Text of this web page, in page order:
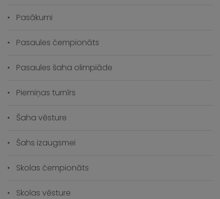
Pasākumi
Pasaules čempionāts
Pasaules šaha olimpiāde
Piemiņas turnīrs
Šaha vēsture
Šahs izaugsmei
Skolas čempionāts
Skolas vēsture